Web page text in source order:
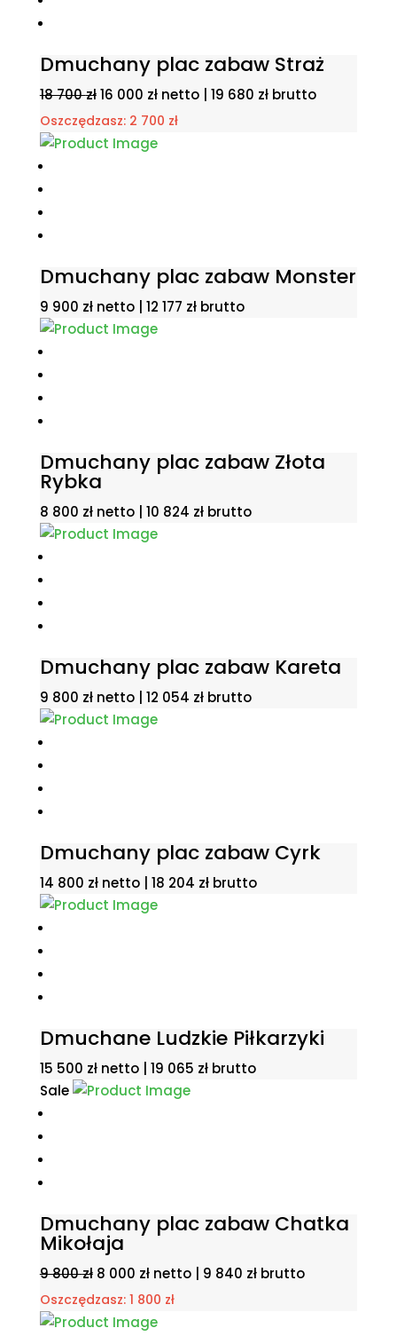
Dmuchany plac zabaw Straż
18 700zł Pierwotna
cena
wynosiła:
16 000 złAktualna
cena
wynosi:
netto | 19 680 złbrutto
Oszczędzasz: 2 700 zł
Dmuchany plac zabaw Monster
9 900 zł netto | 12 177 złbrutto
Dmuchany plac zabaw Złota
Rybka
8 800 zł netto | 10 824 złbrutto
Dmuchany plac zabaw Kareta
9 800 zł netto | 12 054 złbrutto
Dmuchany plac zabaw Cyrk
14 800 zł netto | 18 204 złbrutto
Dmuchane Ludzkie Piłkarzyki
15 500 zł netto | 19 065 złbrutto
Sale
Dmuchany plac zabaw Chatka
Mikołaja
9 800zł Pierwotna
cena
wynosiła:
8 000 złAktualna
cena
wynosi:
netto | 9 840 złbrutto
Oszczędzasz: 1 800 zł